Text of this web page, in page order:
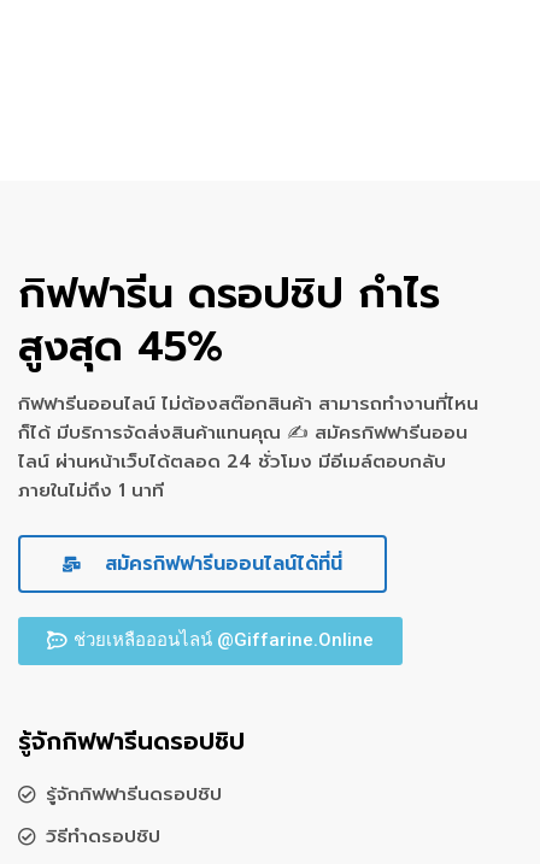
กิฟฟารีน ดรอปชิป กำไร
สูงสุด 45%
กิฟฟารีนออนไลน์ ไม่ต้องสต๊อกสินค้า สามารถทำงานที่ไหน
ก็ได้ มีบริการจัดส่งสินค้าแทนคุณ ✍ สมัครกิฟฟารีนออน
ไลน์ ผ่านหน้าเว็บได้ตลอด 24 ชั่วโมง มีอีเมล์ตอบกลับ
ภายในไม่ถึง 1 นาที
สมัครกิฟฟารีนออนไลน์ได้ที่นี่
ช่วยเหลือออนไลน์ @Giffarine.Online
รู้จักกิฟฟารีนดรอปชิป
รู้จักกิฟฟารีนดรอปชิป
วิธีทำดรอปชิป